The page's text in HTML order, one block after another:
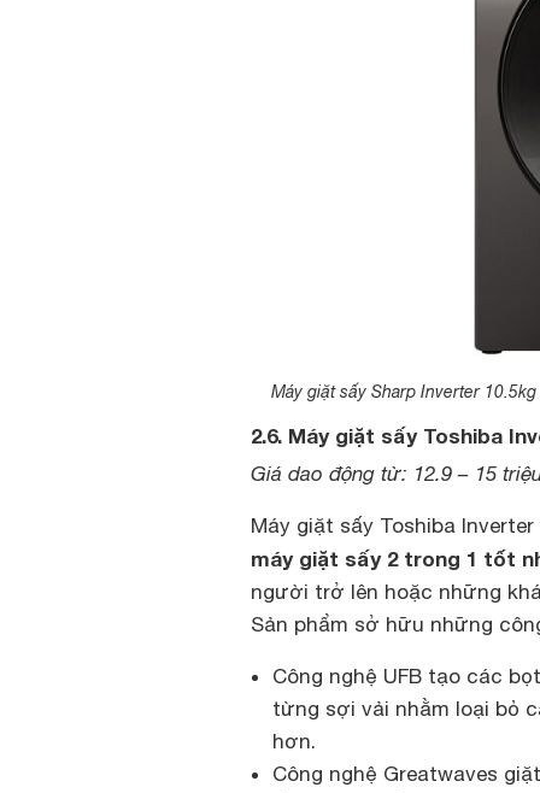
Máy giặt sấy Sharp Inverter
2.6. Máy giặt sấy Toshiba
Giá dao động từ: 12.9 – 15
Máy giặt sấy Toshiba
máy giặt sấy 2 trong 1 tốt
người trở lên hoặc những
Sản phẩm sở hữu những
Công nghệ UFB tạo các
từng sợi vải nhằm loại bỏ
hơn.
Công nghệ Greatwaves